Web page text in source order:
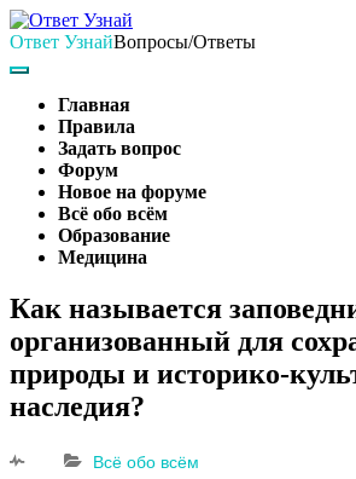
Skip
to
content
Ответ УзнайВопросы/Ответы
Search
Main
Navigation
Главная
Правила
Задать вопрос
Форум
Новое на форуме
Всё обо всём
Образование
Медицина
Search
Как называется
организованный для
природы и историко-
наследия?
Всё обо всём